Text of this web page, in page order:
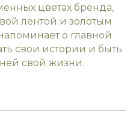
цветах бренда,
лентой и золотым
о главной
свои истории и быть
свой жизни.